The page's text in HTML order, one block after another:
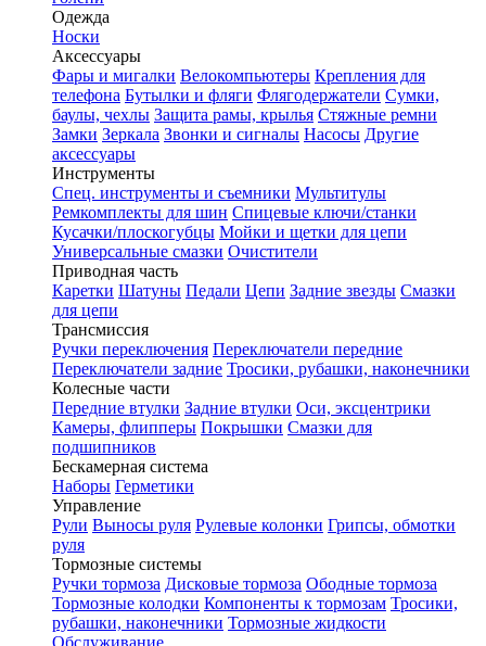
Одежда
Носки
Аксессуары
Фары и мигалки Велокомпьютеры Крепления для
телефона Бутылки и фляги Флягодержатели Сумки,
баулы, чехлы Защита рамы, крылья Стяжные ремни
Замки Зеркала Звонки и сигналы Насосы Другие
аксессуары
Инструменты
Спец. инструменты и съемники Мультитулы
Ремкомплекты для шин Спицевые ключи/станки
Кусачки/плоскогубцы Мойки и щетки для цепи
Универсальные смазки Очистители
Приводная часть
Каретки Шатуны Педали Цепи Задние звезды Смазки
для цепи
Трансмиссия
Ручки переключения Переключатели передние
Переключатели задние Тросики, рубашки, наконечники
Колесные части
Передние втулки Задние втулки Оси, эксцентрики
Камеры, флипперы Покрышки Смазки для
подшипников
Бескамерная система
Наборы Герметики
Управление
Рули Выносы руля Рулевые колонки Грипсы, обмотки
руля
Тормозные системы
Ручки тормоза Дисковые тормоза Ободные тормоза
Тормозные колодки Компоненты к тормозам Тросики,
рубашки, наконечники Тормозные жидкости